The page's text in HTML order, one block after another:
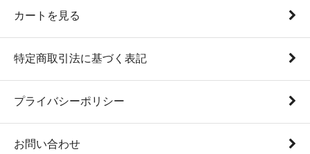
カートを見る
特定商取引法に基づく表記
プライバシーポリシー
お問い合わせ